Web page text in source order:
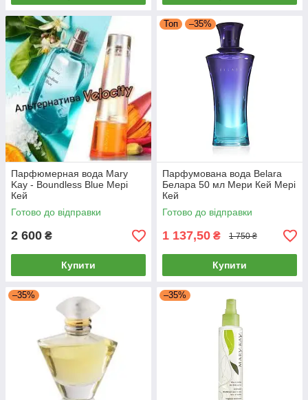
Парфюмерная вода Mary
Kay - Boundless Blue Мері
Кей
Готово до відправки
2 600 ₴
Купити
Топ –35%
Парфумована вода Belara
Белара 50 мл Мери Кей Мері
Кей
Готово до відправки
1 137,50 ₴ 1 750 ₴
Купити
–35% –35%